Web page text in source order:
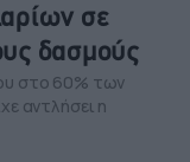
σε
δασμούς
στο 60% των
αντλήσει η